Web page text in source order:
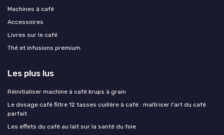
Machines à café
Accessoires
Livres sur le café
Thé et infusions premium
Les plus lus
Réinitialiser machine à café krups à grain
Le dosage café filtre 12 tasses cuillère à café : maîtriser l'art du café
parfait
Les effets du café au lait sur la santé du foie